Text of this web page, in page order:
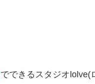
でできるスタジオlolve(